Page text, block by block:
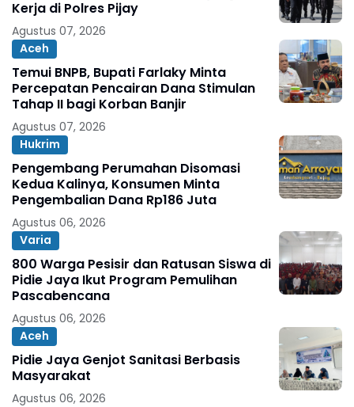
Kerja di Polres Pijay
Agustus 07, 2026
Aceh
Temui BNPB, Bupati Farlaky Minta
Percepatan Pencairan Dana Stimulan
Tahap II bagi Korban Banjir
Agustus 07, 2026
Hukrim
Pengembang Perumahan Disomasi
Kedua Kalinya, Konsumen Minta
Pengembalian Dana Rp186 Juta
Agustus 06, 2026
Varia
800 Warga Pesisir dan Ratusan Siswa di
Pidie Jaya Ikut Program Pemulihan
Pascabencana
Agustus 06, 2026
Aceh
Pidie Jaya Genjot Sanitasi Berbasis
Masyarakat
Agustus 06, 2026